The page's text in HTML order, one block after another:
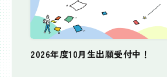
2026年度10月生出願受付中！
個別相談会